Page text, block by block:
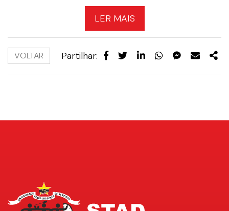
LER MAIS
VOLTAR Partilhar: